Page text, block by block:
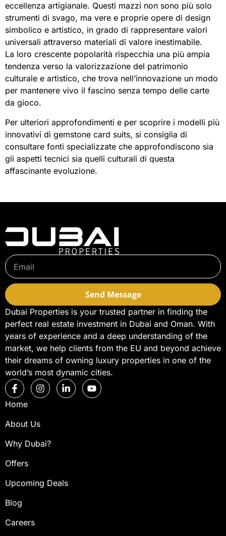
eccellenza artigianale. Questi mazzi non sono più solo
strumenti di svago, ma vere e proprie opere di design
simbolico e artistico, in grado di rappresentare valori
universali attraverso materiali di valore inestimabile.
La loro crescente popolarità rispecchia una più ampia
tendenza verso la valorizzazione del patrimonio
culturale e artistico, che trova nell’innovazione un modo
per mantenere vivo il fascino senza tempo delle carte
da gioco.
Per ulteriori approfondimenti e per scoprire i modelli più
innovativi di gemstone card suits, si consiglia di
consultare fonti specializzate che approfondiscono sia
gli aspetti tecnici sia quelli culturali di questa
affascinante evoluzione.
Send Message
Dubai Properties is your trusted partner in finding the
perfect real estate investment in Dubai and Oman. With
years of experience and a deep understanding of the
market, we help clients from the EU and beyond achieve
their dreams of owning luxury properties in one of the
world’s most dynamic cities.
Home
About Us
Why Dubai?
Offers
Upcoming Deals
Blog
Careers